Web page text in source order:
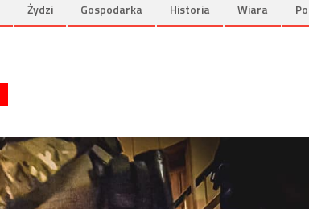
Żydzi Gospodarka Historia Wiara